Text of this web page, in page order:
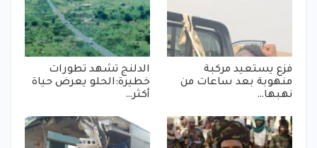
فزع يستعيد مركبة
منهوبة بعد ساعات من
نهبها…
الدلنج تشهد تطورات
خطيرة:الحلو يعرض حياة
أكثر…